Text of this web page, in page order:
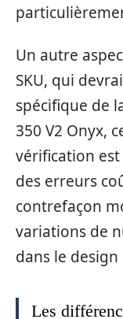
Un autre
SKU, qui
spécifique de
350 V2 Onyx,
vérification
des erreurs
contrefaçon
variations de
dans le
Les